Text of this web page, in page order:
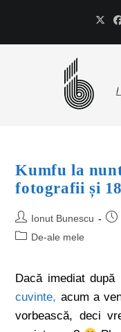
Kumfu la
fotografii și
Ionut Bunescu
De-ale mele
Dacă imediat
cuvinte, acum a
vorbească, deci